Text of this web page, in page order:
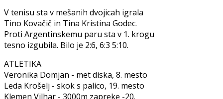
V tenisu sta v mešanih dvojicah igrala
Tino Kovačič in Tina Kristina Godec.
Proti Argentinskemu paru sta v 1. krogu
tesno izgubila. Bilo je 2:6, 6:3 5:10.
ATLETIKA
Veronika Domjan - met diska, 8. mesto
Leda Krošelj - skok s palico, 19. mesto
Klemen Vilhar - 3000m zapreke -20.